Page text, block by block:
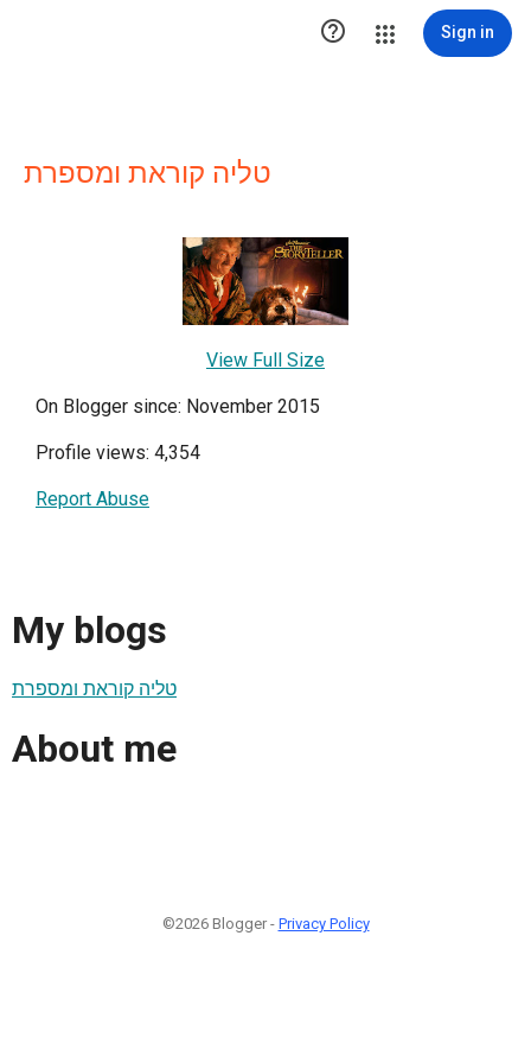
 Sign in
טליה קוראת ומספרת
View Full Size
On Blogger since: November 2015
Profile views: 4,354
Report Abuse
My blogs
טליה קוראת ומספרת
About me
©2026 Blogger - Privacy Policy